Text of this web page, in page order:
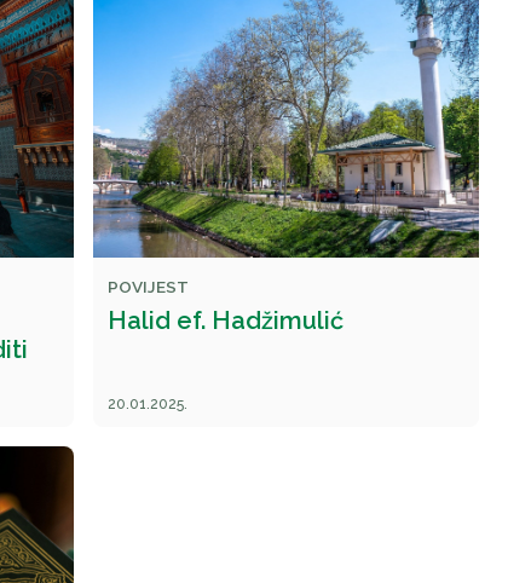
POVIJEST
Halid ef. Hadžimulić
20.01.2025.